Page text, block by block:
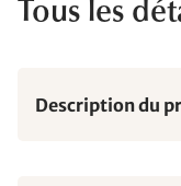
Tous les
Description du